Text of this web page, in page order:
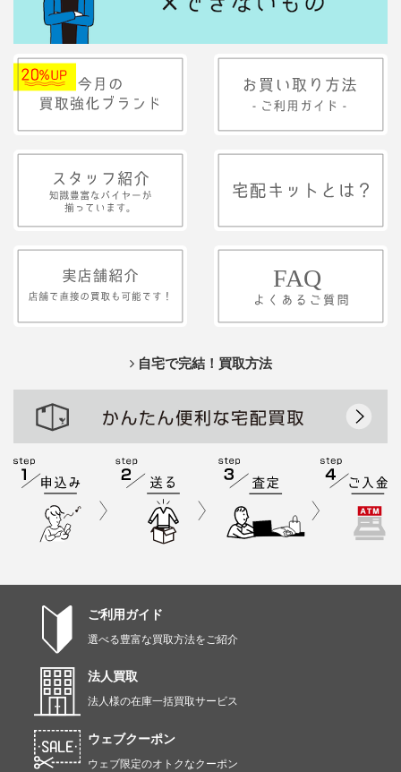
自宅で完結！買取方法
ご利用ガイド
選べる豊富な買取方法をご紹介
法人買取
法人様の在庫一括買取サービス
ウェブクーポン
ウェブ限定のオトクなクーポン